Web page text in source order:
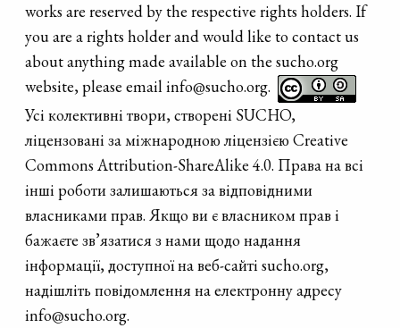
works are reserved by the respective rights holders. If
you are a rights holder and would like to contact us
about anything made available on the sucho.org
website, please email info@sucho.org.
Усі колективні твори, створені SUCHO,
ліцензовані за міжнародною ліцензією Creative
Commons Attribution-ShareAlike 4.0. Права на всі
інші роботи залишаються за відповідними
власниками прав. Якщо ви є власником прав і
бажаєте зв’язатися з нами щодо надання
інформації, доступної на веб-сайті sucho.org,
надішліть повідомлення на електронну адресу
info@sucho.org.